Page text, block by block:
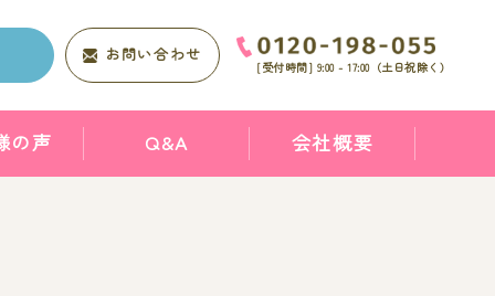
お問い合わせ
[受付時間] 9:00 - 17:00（土日祝除く）
の声 Q&A 会社概要